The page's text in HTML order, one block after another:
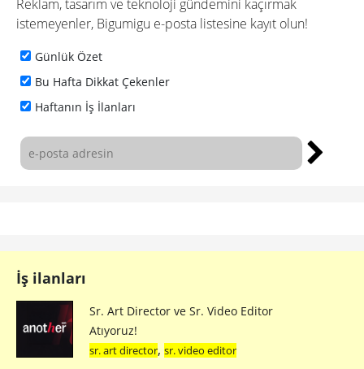
Reklam, tasarım ve teknoloji gündemini kaçırmak
istemeyenler, Bigumigu e-posta listesine kayıt olun!
Günlük Özet
Bu Hafta Dikkat Çekenler
Haftanın İş İlanları
İş ilanları
Sr. Art Director ve Sr. Video Editor
Atıyoruz!
sr. art director, sr. video editor